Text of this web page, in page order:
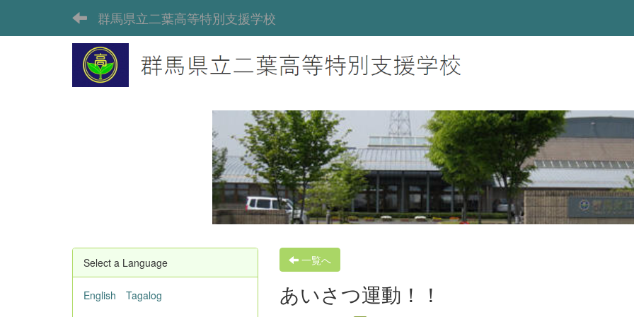
群馬県立二葉高等特別支援学校
一覧へ
あいさつ運動！！
Select a Language
English Tagalog